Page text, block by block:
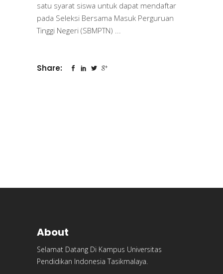
satu syarat siswa untuk dapat mendaftar
pada Seleksi Bersama Masuk Perguruan
Tinggi Negeri (SBMPTN)
Share:
About
Selamat Datang Di Kampus Universitas
Pendidikan Indonesia Tasikmalaya.